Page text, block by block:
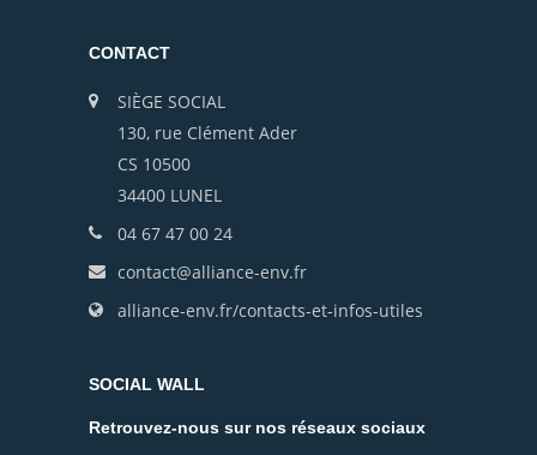
CONTACT
SIÈGE SOCIAL
130, rue Clément Ader
CS 10500
34400 LUNEL
04 67 47 00 24
contact@alliance-env.fr
alliance-env.fr/contacts-et-infos-utiles
SOCIAL WALL
Retrouvez-nous sur nos réseaux sociaux